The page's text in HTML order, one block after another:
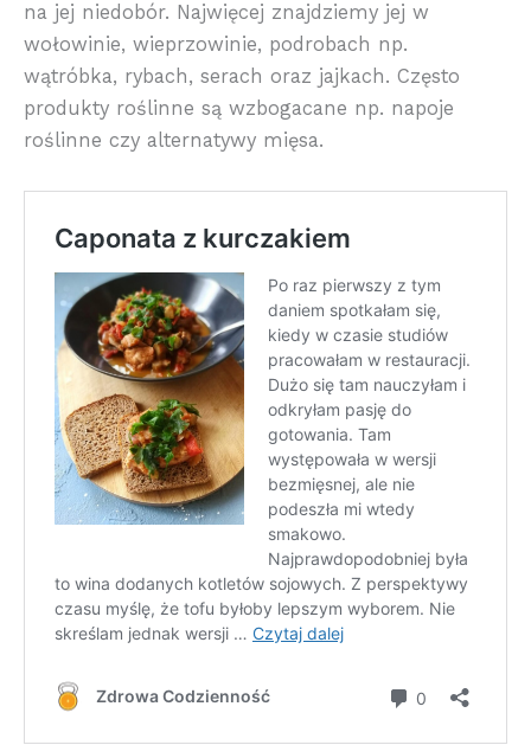
na jej niedobór. Najwięcej znajdziemy jej w
wołowinie, wieprzowinie, podrobach np.
wątróbka, rybach, serach oraz jajkach. Często
produkty roślinne są wzbogacane np. napoje
roślinne czy alternatywy mięsa.